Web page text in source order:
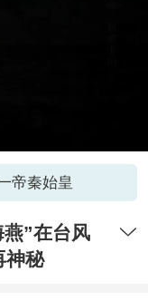
帝秦始皇
”在台风
神秘